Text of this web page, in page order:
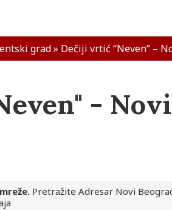
grad» Dečiji vrtić “Neven” –
- Novi
Pretražite Adresar Novi